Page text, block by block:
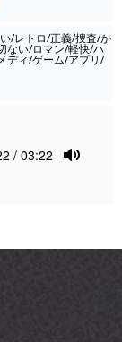
/レトロ/正義/捜査/か
ない/ロマン/軽快/ハ
ディ/ゲーム/アプリ/
/ 03:22